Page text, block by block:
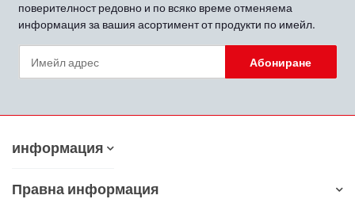
поверителностредовно и по всяко време отменяема
информация за вашия асортимент от продукти по имейл.
Абониране
информация
Правна информация